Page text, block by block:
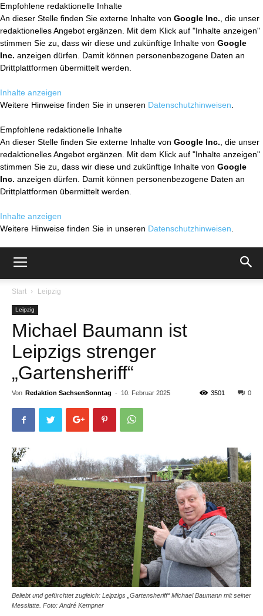
Empfohlene redaktionelle Inhalte
An dieser Stelle finden Sie externe Inhalte von Google Inc. , die unser
redaktionelles Angebot ergänzen. Mit dem Klick auf "Inhalte anzeigen"
stimmen Sie zu, dass wir diese und zukünftige Inhalte von Google
Inc. anzeigen dürfen. Damit können personenbezogene Daten an
Drittplattformen übermittelt werden.
Inhalte anzeigen
Weitere Hinweise finden Sie in unseren Datenschutzhinweisen
Empfohlene redaktionelle Inhalte
An dieser Stelle finden Sie externe Inhalte von Google Inc. , die unser
redaktionelles Angebot ergänzen. Mit dem Klick auf "Inhalte anzeigen"
stimmen Sie zu, dass wir diese und zukünftige Inhalte von Google
Inc. anzeigen dürfen. Damit können personenbezogene Daten an
Drittplattformen übermittelt werden.
Inhalte anzeigen
Weitere Hinweise finden Sie in unseren Datenschutzhinweisen
Start Leipzig
Leipzig
Michael Baumann ist
Leipzigs strenger
„Gartensheriff“
Von Redaktion SachsenSonntag - 10. Februar 2025 0
3501
Beliebt und gefürchtet zugleich: Leipzigs „Gartensheriff“ Michael Baumann mit seiner
Messlatte. Foto: André Kempner